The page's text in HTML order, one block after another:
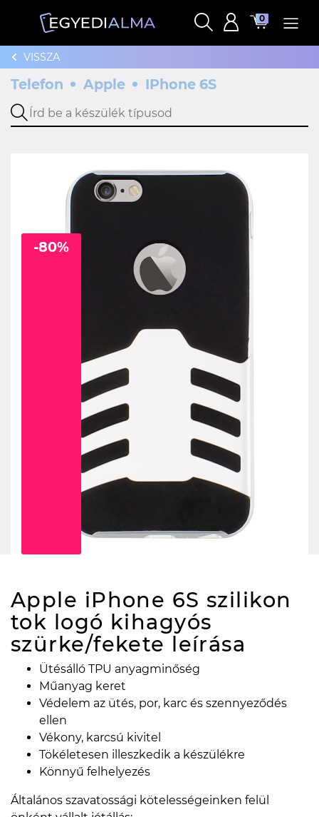
0
VISSZA
Telefon Apple IPhone 6S
-80%
Apple iPhone 6S szilikon
tok logó kihagyós
szürke/fekete leírása
Ütésálló TPU anyagminőség
Műanyag keret
Védelem az ütés, por, karc és szennyeződés
ellen
Vékony, karcsú kivitel
Tökéletesen illeszkedik a készülékre
Könnyű felhelyezés
Általános szavatossági kötelességeinken felül